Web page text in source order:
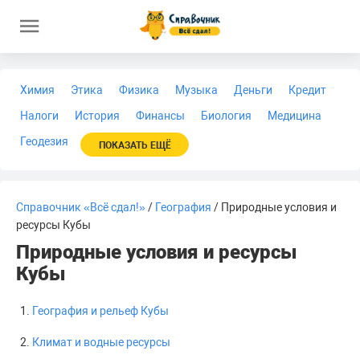
Химия Этика Физика Музыка Деньги
Кредит
Налоги
История Финансы Биология
Медицина
Геодезия
ПОКАЗАТЬ ЕЩЁ
Справочник «Всё сдал!»/ География / Природные условия и
ресурсы Кубы
Природные условия и ресурсы
Кубы
География и рельеф Кубы
Климат и водные ресурсы